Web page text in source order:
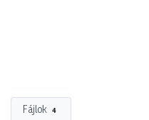
Fájlok 4